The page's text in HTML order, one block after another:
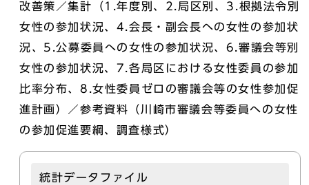
改善策／集計（1.年度別、2.局区別、3.根拠法令別
女性の参加状況、4.会長・副会長への女性の参加状
況、5.公募委員への女性の参加状況、6.審議会等別
女性の参加状況、7.各局区における女性委員の参加
比率分布、8.女性委員ゼロの審議会等の女性参加促
進計画）／参考資料（川崎市審議会等委員への女性
の参加促進要綱、調査様式）
統計データファイル